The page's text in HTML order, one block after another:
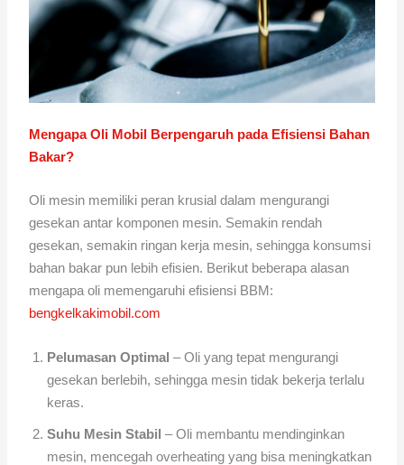
Mengapa Oli Mobil Berpengaruh pada Efisiensi Bahan
Bakar?
Oli mesin memiliki peran krusial dalam mengurangi
gesekan antar komponen mesin. Semakin rendah
gesekan, semakin ringan kerja mesin, sehingga konsumsi
bahan bakar pun lebih efisien. Berikut beberapa alasan
mengapa oli memengaruhi efisiensi BBM:
bengkelkakimobil.com
Pelumasan Optimal – Oli yang tepat mengurangi
gesekan berlebih, sehingga mesin tidak bekerja terlalu
keras.
Suhu Mesin Stabil – Oli membantu mendinginkan
mesin, mencegah overheating yang bisa meningkatkan